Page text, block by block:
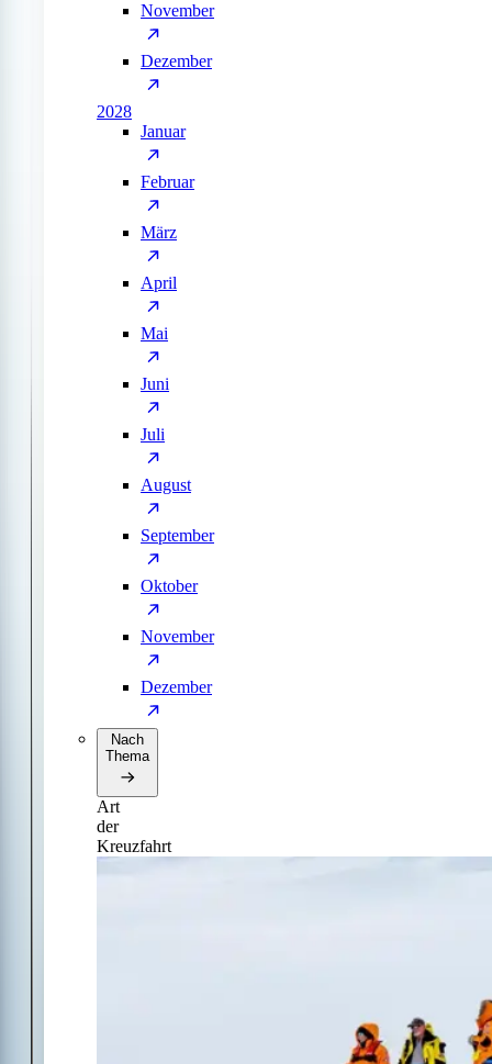
November
Dezember
2028
Januar
Februar
März
April
Mai
Juni
Juli
August
September
Oktober
November
Dezember
Nach
Thema
Art
der
Kreuzfahrt